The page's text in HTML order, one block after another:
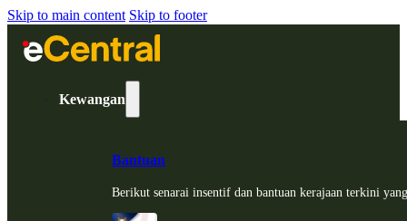
Skip to main content Skip to footer
Kewangan
Bantuan
Berikut senarai insentif dan bantuan kerajaan terkini